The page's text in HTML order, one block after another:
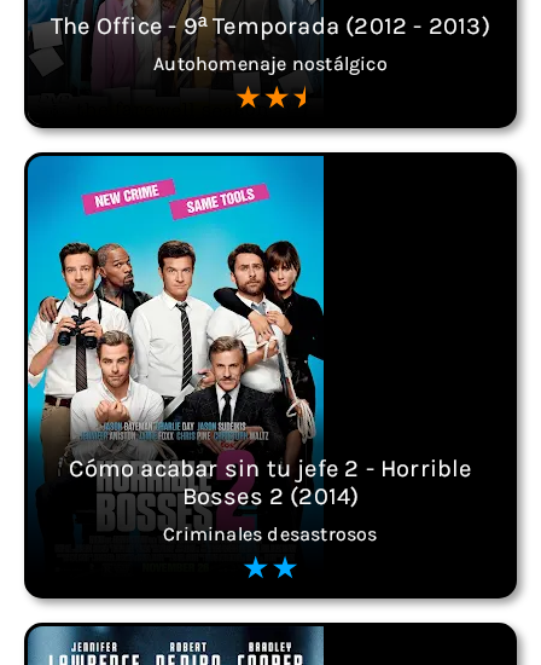
The Office - 9ª Temporada (2012 - 2013)
Autohomenaje nostálgico
Cómo acabar sin tu jefe 2 - Horrible
Bosses 2 (2014)
Criminales desastrosos